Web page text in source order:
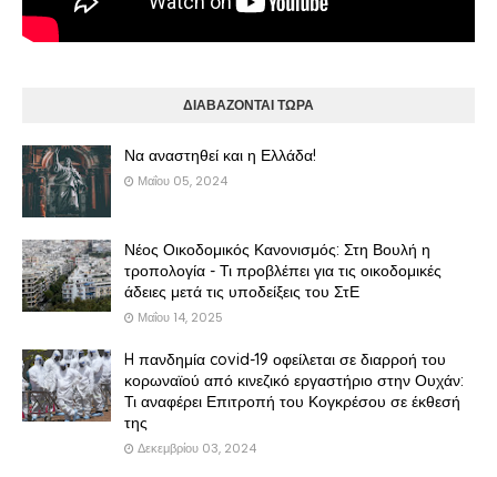
ΔΙΑΒΑΖΟΝΤΑΙ ΤΩΡΑ
Να αναστηθεί και η Ελλάδα!
Μαΐου 05, 2024
Νέος Οικοδομικός Κανονισμός: Στη Βουλή η
τροπολογία - Τι προβλέπει για τις οικοδομικές
άδειες μετά τις υποδείξεις του ΣτΕ
Μαΐου 14, 2025
H πανδημία covid-19 οφείλεται σε διαρροή του
κορωναϊού από κινεζικό εργαστήριο στην Ουχάν:
Τι αναφέρει Επιτροπή του Κογκρέσου σε έκθεσή
της
Δεκεμβρίου 03, 2024